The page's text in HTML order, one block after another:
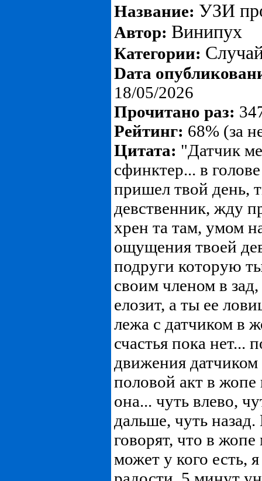
Название: УЗИ
Автор: Винипух
Категории:
Dата
18/05/2026
Прочитано раз:
Рейтинг: 68% (за
Цитата: "Датчик
сфинктер... в
пришел твой день,
девственник, жду
хрен та там, умом
ощущения твоей
подруги которую
своим членом в
елозит, а ты ее
лежа с датчиком в
счастья пока нет...
движения
половой акт в жопе
она... чуть влево,
дальше, чуть
говорят, что в
может у кого есть,